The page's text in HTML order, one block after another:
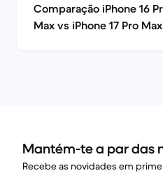
Comparação iPhone 16
Max vs iPhone 17 Pro Max
Mantém-te a par das
Recebe as novidades em